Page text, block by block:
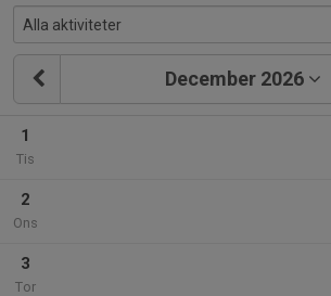
December 2026
1
Tis
2
Ons
3
Tor